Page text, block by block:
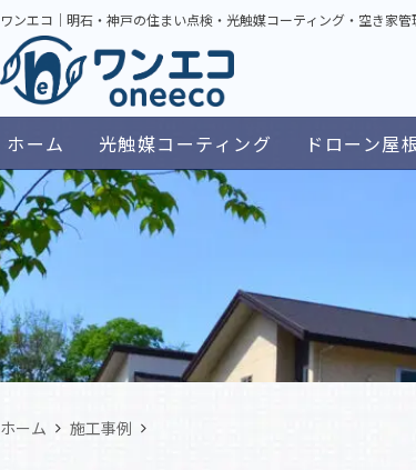
ワンエコ｜明石・神戸の住まい点検・光触媒コーティング・空き家管
ホーム 光触媒コーティング ドローン屋
ホーム 施工事例